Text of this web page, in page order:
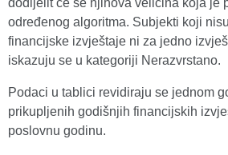
dodijelit će se njihova veličina koja je
određenog algoritma. Subjekti koji
financijske izvještaje ni za jedno
iskazuju se u kategoriji Nerazvrstano.
Podaci u tablici revidiraju se jednom
prikupljenih godišnjih financijskih
poslovnu godinu.